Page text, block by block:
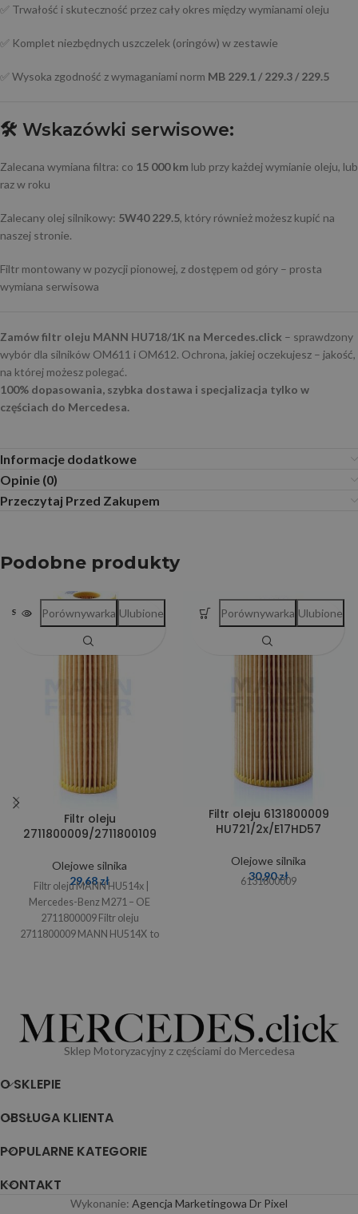
✅ Trwałość i skuteczność przez cały okres między wymianami oleju
✅ Komplet niezbędnych uszczelek (oringów) w zestawie
✅ Wysoka zgodność z wymaganiami norm MB 229.1 / 229.3 / 229.5
🛠️ Wskazówki serwisowe:
Zalecana wymiana filtra: co 15 000 km lub przy każdej wymianie oleju, lub
raz w roku
Zalecany olej silnikowy: 5W40 229.5, który również możesz kupić na
naszej stronie.
Filtr montowany w pozycji pionowej, z dostępem od góry – prosta
wymiana serwisowa
Zamów filtr oleju MANN HU718/1K na Mercedes.click – sprawdzony
wybór dla silników OM611 i OM612. Ochrona, jakiej oczekujesz – jakość,
na której możesz polegać.
100% dopasowania, szybka dostawa i specjalizacja tylko w
częściach do Mercedesa.
Informacje dodatkowe
Opinie (0)
Przeczytaj Przed Zakupem
Podobne produkty
SOLD OUT
Filtr oleju
2711800009/2711800109
Olejowe silnika
29,68zł
Filtr oleju MANN HU514x |
Mercedes-Benz M271 – OE
2711800009 Filtr oleju
2711800009 MANN HU514X to
Porównywarka Ulubione
Filtr oleju 6131800009
HU721/2x/E17HD57
Olejowe silnika
30,90zł
6131800009
Porównywarka Ulubione
Sklep Motoryzacyjny z częściami do Mercedesa
O SKLEPIE
OBSŁUGA KLIENTA
POPULARNE KATEGORIE
KONTAKT
Wykonanie: Agencja Marketingowa Dr Pixel